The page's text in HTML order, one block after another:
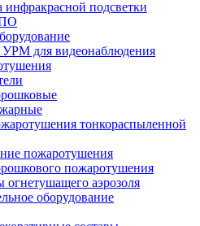
инфракрасной подсветки
для видеонаблюдения
тонкораспыленной
пожаротушения
пожаротушения
огнетушащего аэрозоля
оборудование